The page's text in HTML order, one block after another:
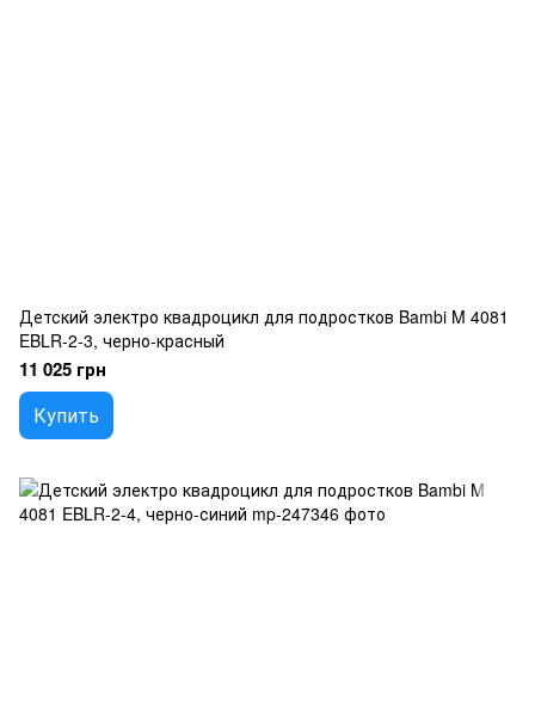
Детский электро квадроцикл для подростков Bambi M 4081
EBLR-2-3, черно-красный
11 025 грн
Купить